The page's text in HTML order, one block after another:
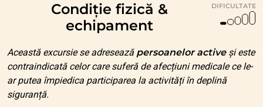
Condiție fizică &
echipament
DIFICULTATE
Această excursie se adresează persoanelor activeși este
contraindicată celor care suferă de afecțiuni medicale ce le-
ar putea împiedica participarea la activități în deplină
siguranță.